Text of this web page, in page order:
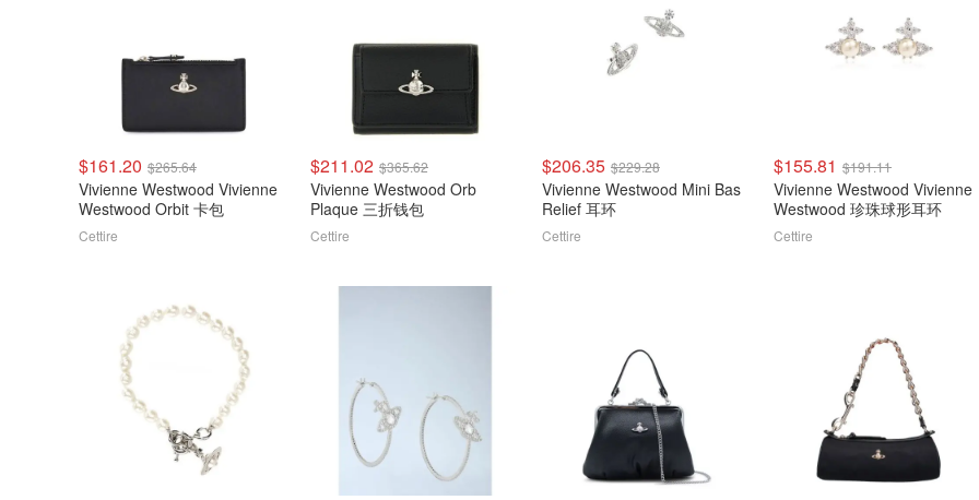
$161.20 $265.64
Vivienne Westwood Vivienne
Westwood Orbit 卡包
Cettire
$211.02 $365.62
Vivienne Westwood Orb
Plaque 三折钱包
Cettire
$206.35 $229.28
Vivienne Westwood Mini Bas
Relief 耳环
Cettire
$155.81 $191.11
Vivienne Westwood Vivienne
Westwood 珍珠球形耳环
Cettire